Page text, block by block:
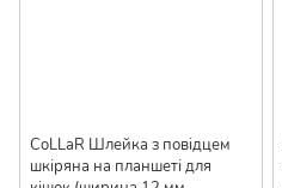
CoLLaR Шлейка з повідцем
шкіряна на планшеті для